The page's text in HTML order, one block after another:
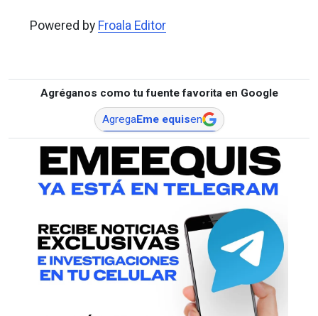
Powered by Froala Editor
Agréganos como tu fuente favorita en Google
AgregaEme equisen